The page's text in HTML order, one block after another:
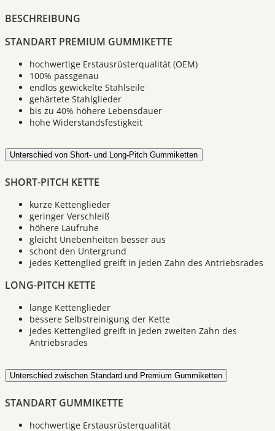
BESCHREIBUNG
STANDART PREMIUM GUMMIKETTE
hochwertige Erstausrüsterqualität (OEM)
100% passgenau
endlos gewickelte Stahlseile
gehärtete Stahlglieder
bis zu 40% höhere Lebensdauer
hohe Widerstandsfestigkeit
Unterschied von Short- und Long-Pitch Gummiketten
SHORT-PITCH KETTE
kurze Kettenglieder
geringer Verschleiß
höhere Laufruhe
gleicht Unebenheiten besser aus
schont den Untergrund
jedes Kettenglied greift in jeden Zahn des Antriebsrades
LONG-PITCH KETTE
lange Kettenglieder
bessere Selbstreinigung der Kette
jedes Kettenglied greift in jeden zweiten Zahn des
Antriebsrades
Unterschied zwischen Standard und Premium Gummiketten
STANDART GUMMIKETTE
hochwertige Erstausrüsterqualität